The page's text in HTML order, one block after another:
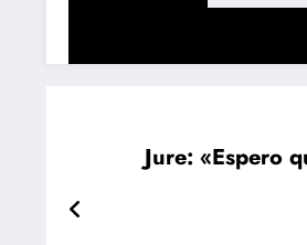
Jure: «Espero